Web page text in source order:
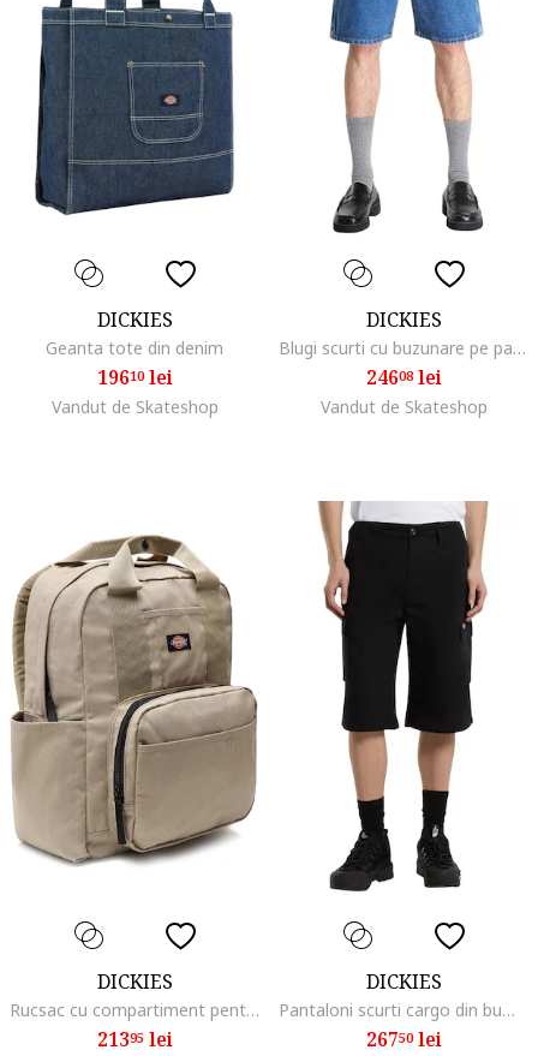
DICKIES
Geanta tote din denim
19610lei
Vandut de Skateshop
DICKIES
Blugi scurti cu buzunare pe partea din spate
24608lei
Vandut de Skateshop
DICKIES
Rucsac cu compartiment pentru laptop Lisbon, gri, 40x31x13cm, material rezistent, bretele ajustabile
21395lei
DICKIES
Pantaloni scurti cargo din bumbac cu fermoar
26750lei